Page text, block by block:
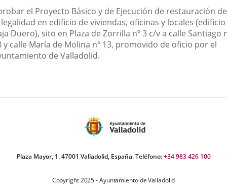
el Proyecto Básico y de Ejecución de restauración de
en edificio de viviendas, oficinas y locales (edificio
Duero), sito en Plaza de Zorrilla nº 3 c/v a calle Santiago
y calle María de Molina nº 13, promovido de oficio por el
de Valladolid.
Plaza Mayor, 1. 47001 Valladolid, España. Teléfono:+34 983 426 100
Copyright 2025 - Ayuntamiento de Valladolid